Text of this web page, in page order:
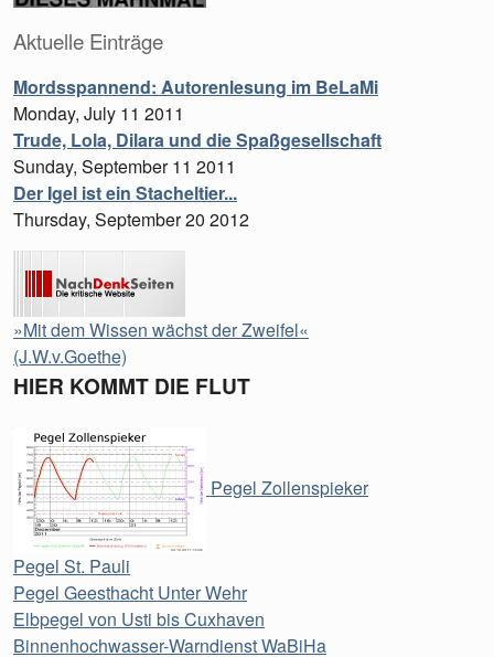
Aktuelle Einträge
Mordsspannend: Autorenlesung im BeLaMi
Monday, July 11 2011
Trude, Lola, Dilara und die Spaßgesellschaft
Sunday, September 11 2011
Der Igel ist ein Stacheltier...
Thursday, September 20 2012
»Mit dem Wissen wächst der Zweifel«
(J.W.v.Goethe)
HIER KOMMT DIE FLUT
Pegel Zollenspieker
Pegel St. Pauli
Pegel Geesthacht Unter Wehr
Elbpegel von Usti bis Cuxhaven
Binnenhochwasser-Warndienst WaBiHa